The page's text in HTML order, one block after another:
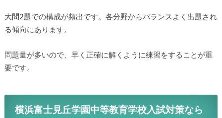
大問2題での構成が頻出です。各分野からバランスよく出題され
る傾向にあります。
問題量が多いので、早く正確に解くように練習をすることが重
要です。
横浜富士見丘学園中等教育学校入試対策なら